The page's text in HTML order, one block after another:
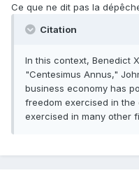
Ce que ne dit pas la
Citation
In this context, Benedict
"Centesimus Annus,"
business economy has
freedom exercised in
exercised in many other